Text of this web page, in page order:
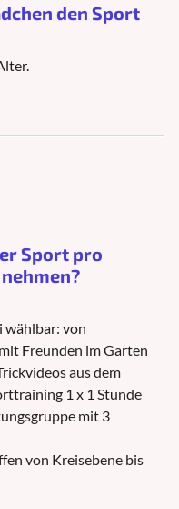
den Sport
Sport pro
von
Freunden im Garten
aus dem
1 x 1 Stunde
mit 3
von Kreisebene bis